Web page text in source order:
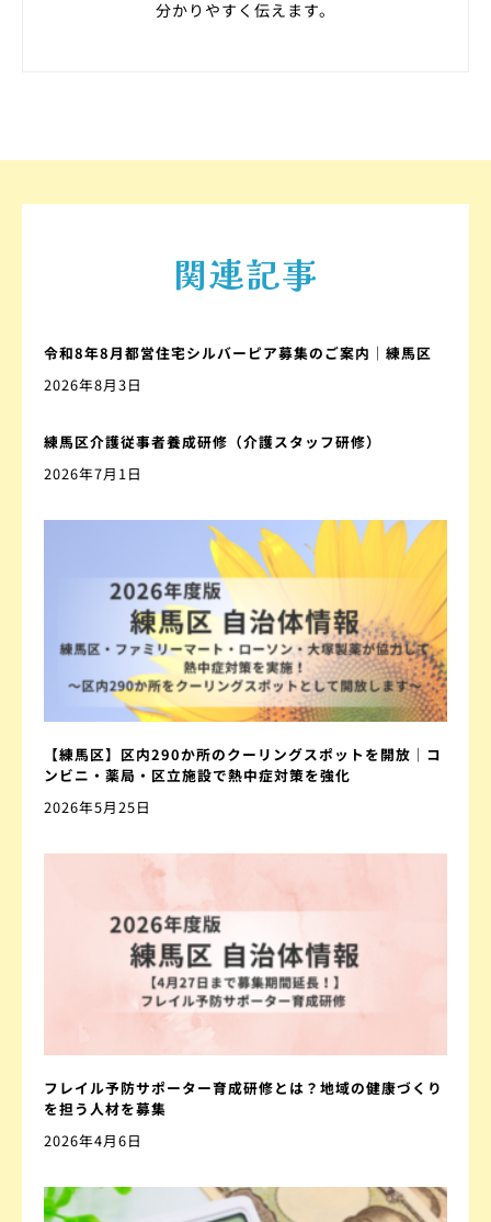
分かりやすく伝えます。
関連記事
令和8年8月都営住宅シルバーピア募集のご案内｜練馬区
2026年8月3日
練馬区介護従事者養成研修（介護スタッフ研修）
2026年7月1日
【練馬区】区内290か所のクーリングスポットを開放｜コ
ンビニ・薬局・区立施設で熱中症対策を強化
2026年5月25日
フレイル予防サポーター育成研修とは？地域の健康づくり
を担う人材を募集
2026年4月6日